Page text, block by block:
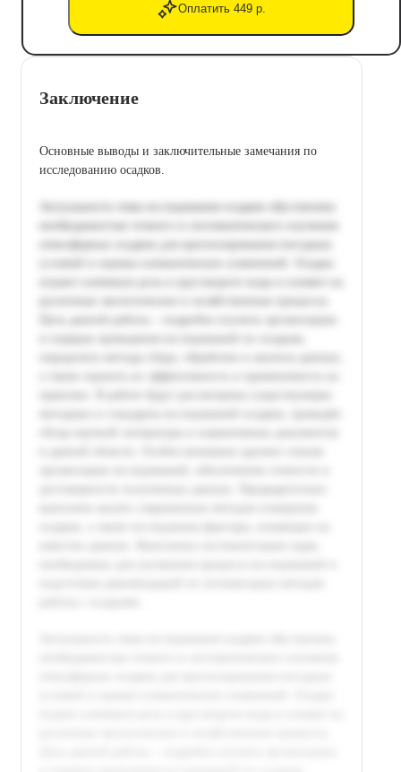
Оплатить 449 р.
Заключение
Основные выводы и заключительные замечания по
исследованию осадков.